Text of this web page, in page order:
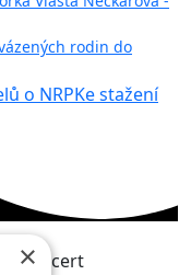
rodin do
o NRPKe stažení
koncert
×